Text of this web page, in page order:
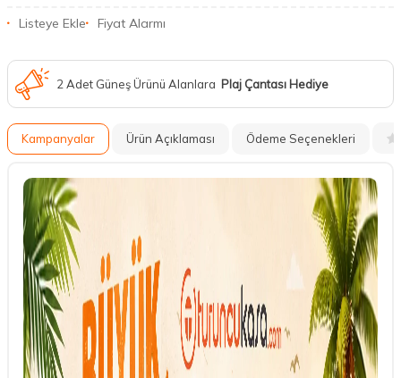
Listeye Ekle Fiyat Alarmı
2 Adet Güneş Ürünü Alanlara Plaj Çantası Hediye
Kampanyalar Ürün Açıklaması Ödeme Seçenekleri